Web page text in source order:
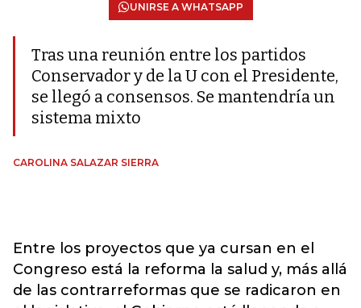
UNIRSE A WHATSAPP
Tras una reunión entre los partidos
Conservador y de la U con el Presidente,
se llegó a consensos. Se mantendría un
sistema mixto
CAROLINA SALAZAR SIERRA
Entre los proyectos que ya cursan en el
Congreso está la reforma la salud y, más allá
de las contrarreformas que se radicaron en